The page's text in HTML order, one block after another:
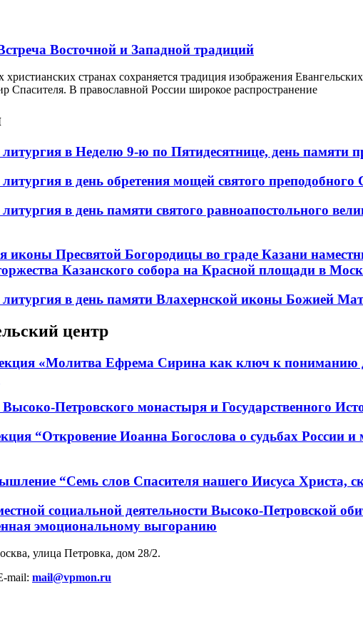
Восточной и Западной традиций
странах сохраняется традиция изображения
Спасителя. В православной России широкое распространение
литургия в Неделю 9-ю по Пятидесятнице, день
в день обретения мощей святого
в день памяти святого равноапостольного
иконы Пресвятой Богородицы во граде Казани
Казанского собора на Красной площади в
литургия в день памяти Влахернской иконы Божией
центр
«Молитва Ефрема Сирина как ключ к пониманию
Петровского монастыря и Государственного
“Откровение Иоанна Богослова о судьбах России
“Семь слов Спасителя нашего Иисуса Христа,
социальной деятельности Высоко-Петровской
эмоциональному выгоранию
улица Петровка, дом 28/2.
mail: mail@vpmon.ru